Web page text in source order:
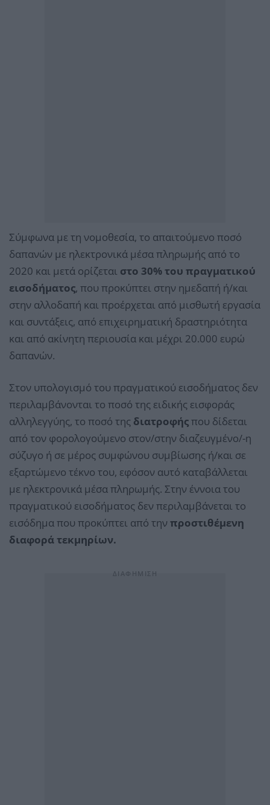
Σύμφωνα με τη νομοθεσία, το απαιτούμενο ποσό
δαπανών με ηλεκτρονικά μέσα πληρωμής από το
2020 και μετά ορίζεται στο 30% του πραγματικού
εισοδήματος, που προκύπτει στην ημεδαπή ή/και
στην αλλοδαπή και προέρχεται από μισθωτή εργασία
και συντάξεις, από επιχειρηματική δραστηριότητα
και από ακίνητη περιουσία και μέχρι 20.000 ευρώ
δαπανών.
Στον υπολογισμό του πραγματικού εισοδήματος δεν
περιλαμβάνονται το ποσό της ειδικής εισφοράς
αλληλεγγύης, το ποσό της διατροφήςπου δίδεται
από τον φορολογούμενο στον/στην διαζευγμένο/-η
σύζυγο ή σε μέρος συμφώνου συμβίωσης ή/και σε
εξαρτώμενο τέκνο του, εφόσον αυτό καταβάλλεται
με ηλεκτρονικά μέσα πληρωμής. Στην έννοια του
πραγματικού εισοδήματος δεν περιλαμβάνεται το
εισόδημα που προκύπτει από τηνπροστιθέμενη
διαφορά τεκμηρίων.